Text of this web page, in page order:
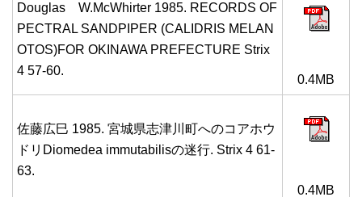
Douglas W.McWhirter 1985. RECORDS OF
PECTRAL SANDPIPER (CALIDRIS MELAN
OTOS)FOR OKINAWA PREFECTURE Strix
4 57-60.
0.4MB
佐藤広巳 1985. 宮城県志津川町へのコアホウ
ドリDiomedea immutabilisの迷行. Strix 4 61-
63.
0.4MB